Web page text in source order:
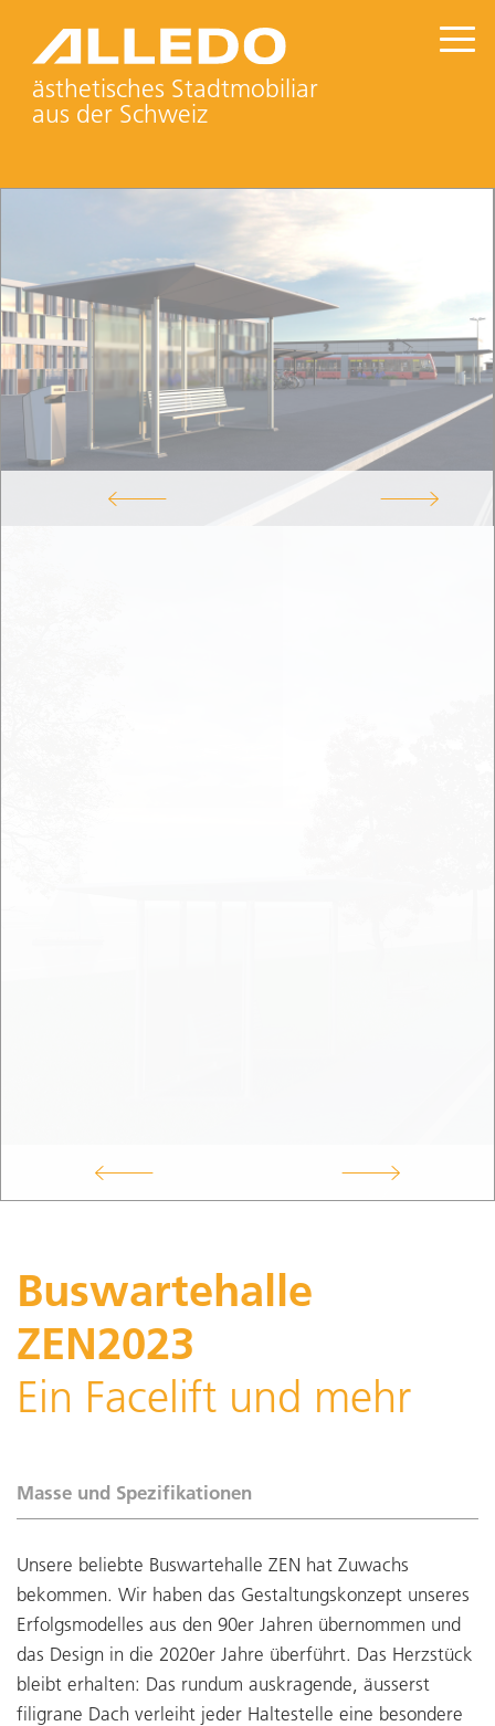
ästhetisches Stadtmobiliar
aus der Schweiz
Buswartehalle
ZEN2023
Ein Facelift und mehr
Masse und Spezifikationen
Unsere beliebte Buswartehalle ZEN hat Zuwachs
bekommen. Wir haben das Gestaltungskonzept unseres
Erfolgsmodelles aus den 90er Jahren übernommen und
das Design in die 2020er Jahre überführt. Das Herzstück
bleibt erhalten: Das rundum auskragende, äusserst
filigrane Dach verleiht jeder Haltestelle eine besondere